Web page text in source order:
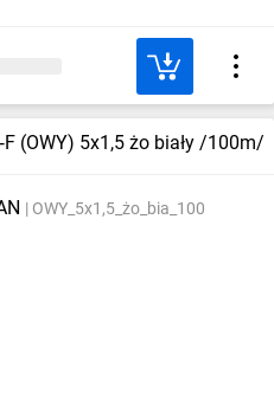
(OWY) 5x1,5 żo biały /100m/
OWY_5x1,5_żo_bia_100